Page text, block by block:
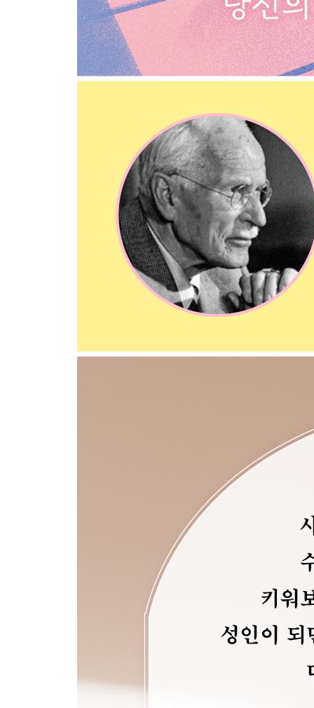
원숭이 신이 던져준 선물
자아에 의해 왜곡되는 놀이 정신
유치한 놀이가 주는 심오한 통찰
고인 채로 썩어가고 싶지 않다면
완벽주의의 저주에서 벗어나자
[그림자 대면 훈련 9] 내 안의 ‘영원한 아이’에게 편
9장. 분리된 삶을 하나로 통합하라
우리가 옳다고 믿는 것들
세상에 절대적인 것은 없다
자신을 넘어서게 하는 역설의 힘
억압받는 그림자는 악이 된다
삶의 모순을 껴안아라
이중성 너머로 나아가고 싶다면
있는 그대로의 현실을 긍정하라
[그림자 대면 훈련 10] 분리된 삶을 그림으로 치유
10장. 온전한 존재가 된다는 것
인생 황혼기에 일어나는 극적인 변화
모든 가능성은 우리 안에 있다